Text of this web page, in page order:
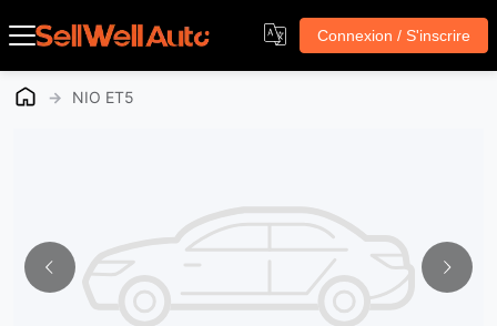
Connexion / S'inscrire
→ NIO ET5